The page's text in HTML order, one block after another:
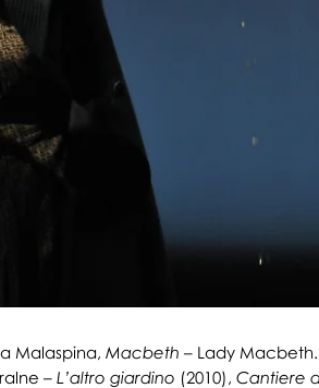
Malaspina, Macbeth – Lady
– L’altro giardino (2010), Cantiere